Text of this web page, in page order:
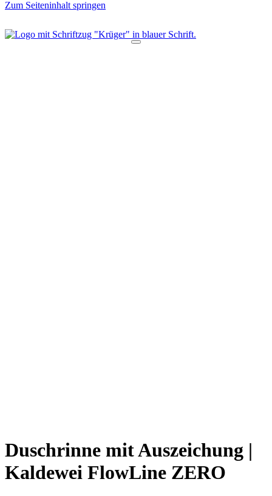
Zum Seiteninhalt springen
Duschrinne mit Auszeichung |
Kaldewei FlowLine ZERO